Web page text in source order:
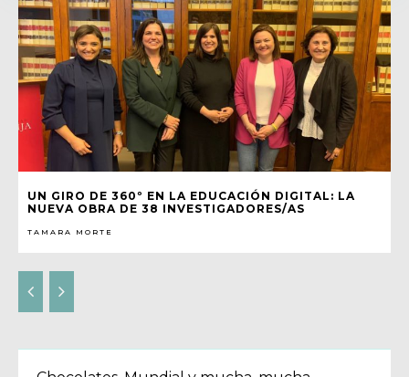
UN GIRO DE 360º EN LA EDUCACIÓN DIGITAL: LA
NUEVA OBRA DE 38 INVESTIGADORES/AS
TAMARA MORTE